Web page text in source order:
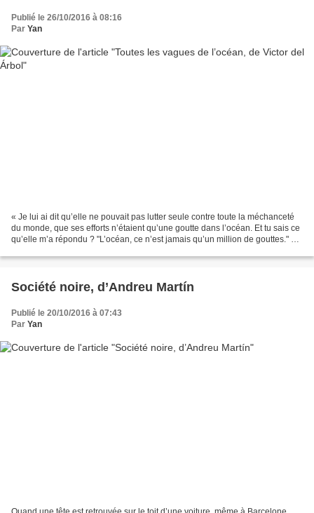
Publié le 26/10/2016 à 08:16
Par Yan
« Je lui ai dit qu’elle ne pouvait pas lutter seule contre toute la méchanceté
du monde, que ses efforts n’étaient qu’une goutte dans l’océan. Et tu sais ce
qu’elle m’a répondu ? "L’océan, ce n’est jamais qu’un million de gouttes." »
Société noire, d’Andreu Martín
Publié le 20/10/2016 à 07:43
Par Yan